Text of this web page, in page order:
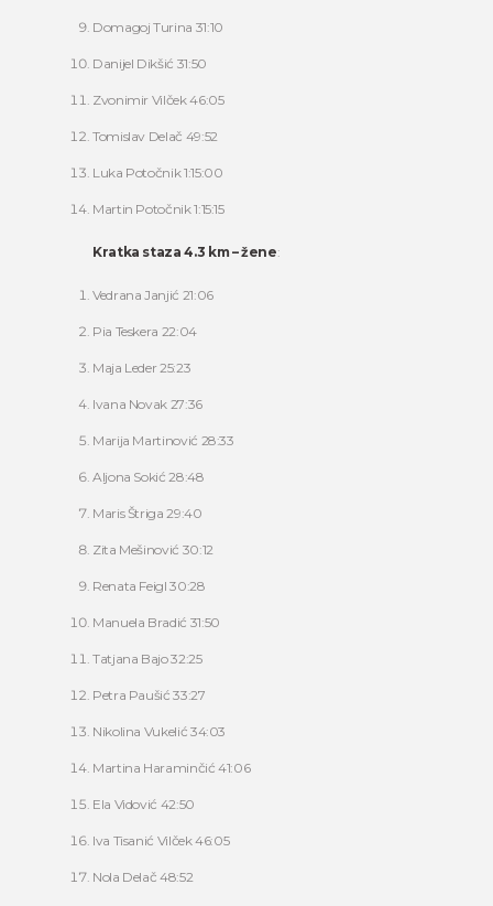
Domagoj Turina 31:10
Danijel Dikšić 31:50
Zvonimir Vilček 46:05
Tomislav Delač 49:52
Luka Potočnik 1:15:00
Martin Potočnik 1:15:15
Kratka staza 4.3 km – žene:
Vedrana Janjić 21:06
Pia Teskera 22:04
Maja Leder 25:23
Ivana Novak 27:36
Marija Martinović 28:33
Aljona Sokić 28:48
Maris Štriga 29:40
Zita Mešinović 30:12
Renata Feigl 30:28
Manuela Bradić 31:50
Tatjana Bajo 32:25
Petra Paušić 33:27
Nikolina Vukelić 34:03
Martina Haraminčić 41:06
Ela Vidović 42:50
Iva Tisanić Vilček 46:05
Nola Delač 48:52